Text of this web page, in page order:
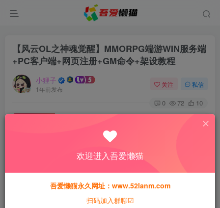
【风云OL之神魂觉醒】MMORPG端游WIN服务端
+PC客户端+网页注册+GM命令+架设教程
小狸子
1年前发布
关注 私信
0 72 10
此内容为付费资源，请付费后查看
猫粮30
黄金会员猫粮15 钻石会员 免费
欢迎进入吾爱懒猫
吾爱懒猫永久网址：www.52lanm.com
扫码加入群聊☑